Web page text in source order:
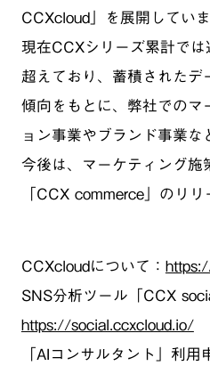
CCXcloud」を展開していま
現在CCXシリーズ累計で
超えており、蓄積されたデ
傾向をもとに、弊社でのマ
ョン事業やブランド事業な
今後は、マーケティング施
「CCX commerce」のリリ
CCXcloudについて：
SNS分析ツール「CCX
https://social.ccxcloud.io/
「AIコンサルタント」利用